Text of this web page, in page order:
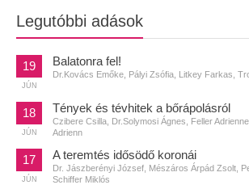
Legutóbbi adások
19
JÚN
Balatonra fel!
Dr.Kovács Emőke, Pályi Zsófia, Litkey Farkas,
18
JÚN
Tények és tévhitek a bőrápolásról
Czibere Csilla, Dr.Solymosi Ágnes, Feller
Adrienn
17
JÚN
A teremtés idősödő koronái
Dr. Jászberényi József, Mészáros Árpád Zsolt,
Schiffer Miklós